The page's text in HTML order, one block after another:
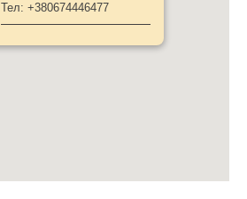
Тел: +380674446477